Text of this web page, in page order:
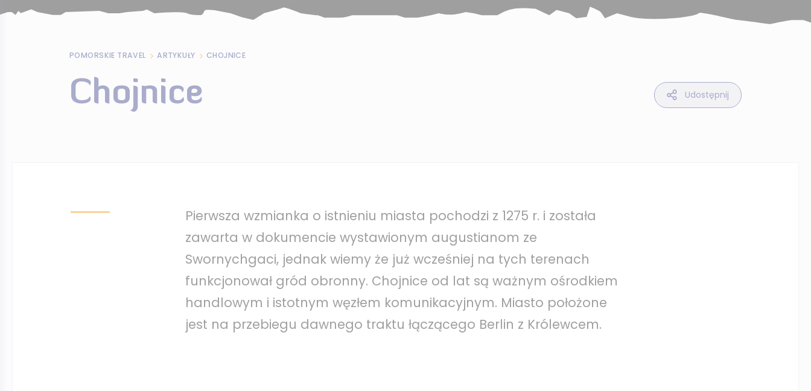
POMORSKIE TRAVEL ARTYKUŁY CHOJNICE
Chojnice Udostępnij
Pierwsza wzmianka o istnieniu miasta pochodzi z 1275 r. i została
zawarta w dokumencie wystawionym augustianom ze
Swornychgaci, jednak wiemy że już wcześniej na tych terenach
funkcjonował gród obronny. Chojnice od lat są ważnym ośrodkiem
handlowym i istotnym węzłem komunikacyjnym. Miasto położone
jest na przebiegu dawnego traktu łączącego Berlin z Królewcem.